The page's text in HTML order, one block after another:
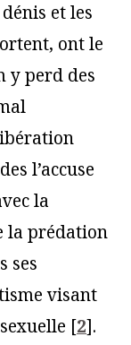
et les
ont le
y perd des
l’accuse
la
la prédation
ses
visant
[2].